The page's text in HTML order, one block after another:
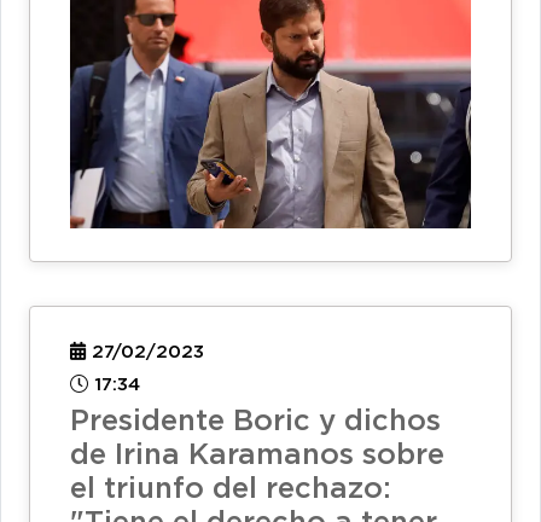
27/02/2023
17:34
Presidente Boric y dichos
de Irina Karamanos sobre
el triunfo del rechazo: